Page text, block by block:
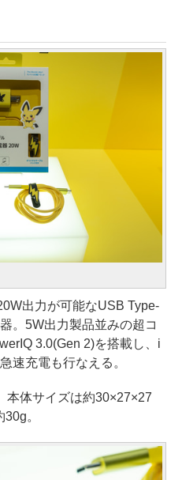
出力が可能なUSB Type-
。5W出力製品並みの超コ
3.0(Gen 2)を搭載し、i
速充電も行なえる。
体サイズは約30×27×27
。